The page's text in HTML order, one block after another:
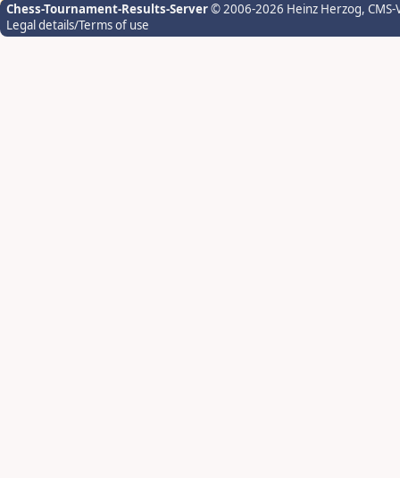
Chess-Tournament-Results-Server© 2006-2026 Heinz Herzog,
Legal details/Terms of use